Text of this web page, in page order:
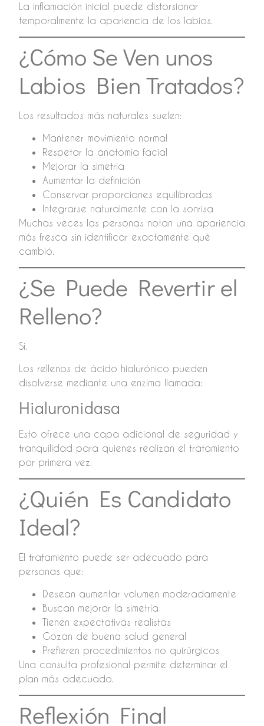
La inflamación inicial puede distorsionar
temporalmente la apariencia de los labios.
¿Cómo Se Ven unos
Labios Bien Tratados?
Los resultados más naturales suelen:
Mantener movimiento normal
Respetar la anatomía facial
Mejorar la simetría
Aumentar la definición
Conservar proporciones equilibradas
Integrarse naturalmente con la sonrisa
Muchas veces las personas notan una apariencia
más fresca sin identificar exactamente qué
cambió.
¿Se Puede Revertir el
Relleno?
Sí.
Los rellenos de ácido hialurónico pueden
disolverse mediante una enzima llamada:
Hialuronidasa
Esto ofrece una capa adicional de seguridad y
tranquilidad para quienes realizan el tratamiento
por primera vez.
¿Quién Es Candidato
Ideal?
El tratamiento puede ser adecuado para
personas que:
Desean aumentar volumen moderadamente
Buscan mejorar la simetría
Tienen expectativas realistas
Gozan de buena salud general
Prefieren procedimientos no quirúrgicos
Una consulta profesional permite determinar el
plan más adecuado.
Reflexión Final